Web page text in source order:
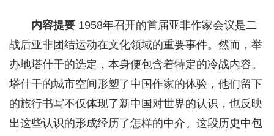
内容提要 1958年召开的首届亚非作家会议是二
战后亚非团结运动在文化领域的重要事件。然而，举
办地塔什干的选定，本身便包含着特定的冷战内容。
塔什干的城市空间形塑了中国作家的体验，他们留下
的旅行书写不仅体现了新中国对世界的认识，也反映
出这些认识的形成经历了怎样的中介。这段历史中包